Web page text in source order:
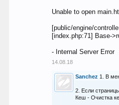
Unable to open
[public/engine/
[index.php:71] Base-
- Internal Server Error
14.08.18
Sanchez 1. В
2. Если
Кеш - Очистка